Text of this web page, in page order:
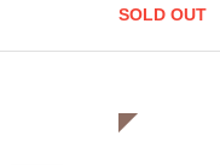
SOLD OUT